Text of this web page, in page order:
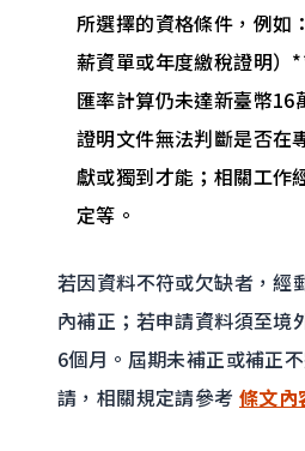
所選擇的資格條件，例如
薪資單或年度繳稅證明）
匯率計算仍未達新臺幣16
證明文件無法判斷是否在
獻或獨到才能；相關工作
定等。
若因資料不符或欠缺者，經
內補正；若申請資料須至境
6個月。屆期未補正或補正
請，相關規定請參考 條文內